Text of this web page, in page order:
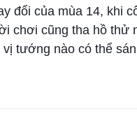
đổi của mùa 14, khi
chơi cũng tha hồ thử
tướng nào có thể